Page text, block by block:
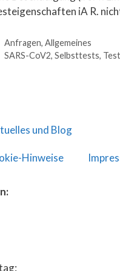
iA R.
Anfragen, Allgemeines
SARS-CoV2, Selbsttests,
und Blog
Hinweise